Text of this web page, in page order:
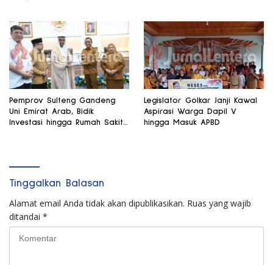
Pemprov Sulteng Gandeng
Uni Emirat Arab, Bidik
Investasi hingga Rumah Sakit
Legislator Golkar Janji Kawal
Aspirasi Warga Dapil V
hingga Masuk APBD
Tinggalkan Balasan
Alamat email Anda tidak akan dipublikasikan. Ruas yang wajib
ditandai *